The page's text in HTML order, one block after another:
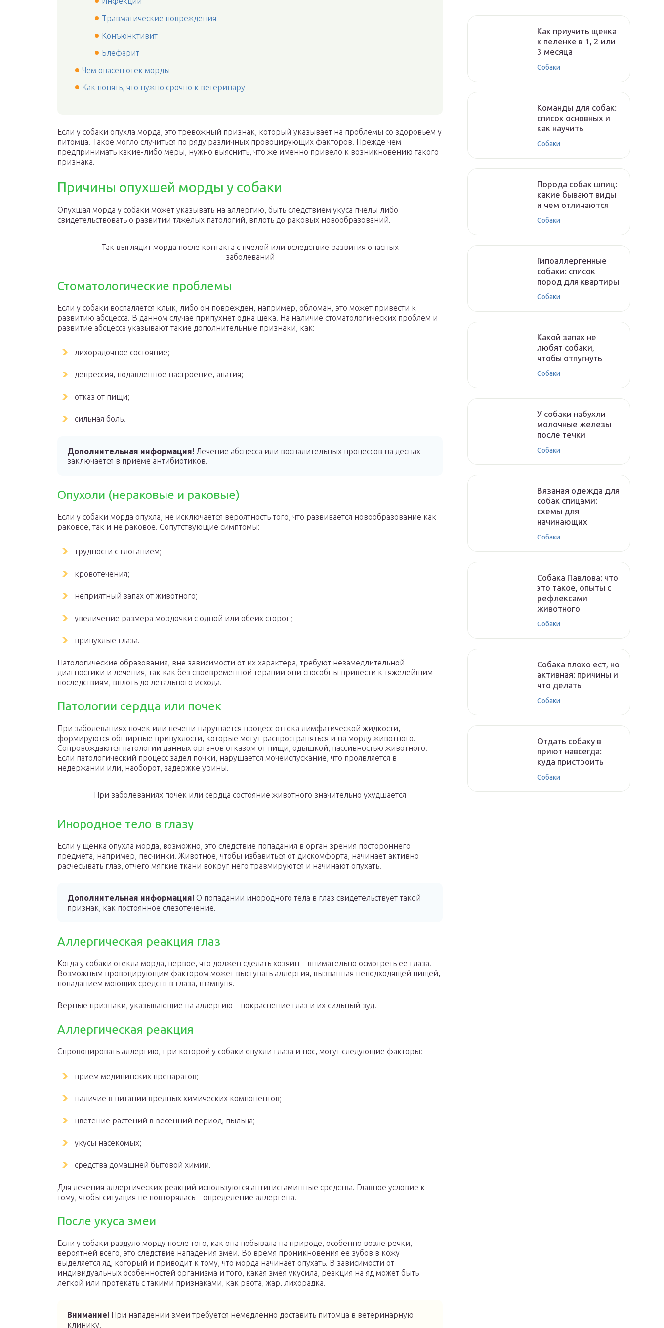
Травматические повреждения
Конъюнктивит
Блефарит
Чем опасен отек морды
Как понять, что нужно срочно к ветеринару
Если у собаки опухла морда, это тревожный признак, который указывает на проблемы со здоровьем у
питомца. Такое могло случиться по ряду различных провоцирующих факторов. Прежде чем
предпринимать какие-либо меры, нужно выяснить, что же именно привело к возникновению такого
признака.
Причины опухшей морды у собаки
Опухшая морда у собаки может указывать на аллергию, быть следствием укуса пчелы либо
свидетельствовать о развитии тяжелых патологий, вплоть до раковых новообразований.
Так выглядит морда после контакта с пчелой или вследствие развития опасных
заболеваний
Стоматологические проблемы
Если у собаки воспаляется клык, либо он поврежден, например, обломан, это может привести к
развитию абсцесса. В данном случае припухнет одна щека. На наличие стоматологических проблем и
развитие абсцесса указывают такие дополнительные признаки, как:
лихорадочное состояние;
депрессия, подавленное настроение, апатия;
отказ от пищи;
сильная боль.
Дополнительная информация! Лечение абсцесса или воспалительных процессов на деснах
заключается в приеме антибиотиков.
Опухоли (нераковые и раковые)
Если у собаки морда опухла, не исключается вероятность того, что развивается новообразование как
раковое, так и не раковое. Сопутствующие симптомы:
трудности с глотанием;
кровотечения;
неприятный запах от животного;
увеличение размера мордочки с одной или обеих сторон;
припухлые глаза.
Патологические образования, вне зависимости от их характера, требуют незамедлительной
диагностики и лечения, так как без своевременной терапии они способны привести к тяжелейшим
последствиям, вплоть до летального исхода.
Патологии сердца или почек
При заболеваниях почек или печени нарушается процесс оттока лимфатической жидкости,
формируются обширные припухлости, которые могут распространяться и на морду животного.
Сопровождаются патологии данных органов отказом от пищи, одышкой, пассивностью животного.
Если патологический процесс задел почки, нарушается мочеиспускание, что проявляется в
недержании или, наоборот, задержке урины.
При заболеваниях почек или сердца состояние животного значительно ухудшается
Инородное тело в глазу
Если у щенка опухла морда, возможно, это следствие попадания в орган зрения постороннего
предмета, например, песчинки. Животное, чтобы избавиться от дискомфорта, начинает активно
расчесывать глаз, отчего мягкие ткани вокруг него травмируются и начинают опухать.
Дополнительная информация! О попадании инородного тела в глаз свидетельствует такой
признак, как постоянное слезотечение.
Аллергическая реакция глаз
Когда у собаки отекла морда, первое, что должен сделать хозяин – внимательно осмотреть ее глаза.
Возможным провоцирующим фактором может выступать аллергия, вызванная неподходящей пищей,
попаданием моющих средств в глаза, шампуня.
Верные признаки, указывающие на аллергию – покраснение глаз и их сильный зуд.
Аллергическая реакция
Спровоцировать аллергию, при которой у собаки опухли глаза и нос, могут следующие факторы:
прием медицинских препаратов;
наличие в питании вредных химических компонентов;
цветение растений в весенний период, пыльца;
укусы насекомых;
средства домашней бытовой химии.
Для лечения аллергических реакций используются антигистаминные средства. Главное условие к
тому, чтобы ситуация не повторялась – определение аллергена.
После укуса змеи
Если у собаки раздуло морду после того, как она побывала на природе, особенно возле речки,
вероятней всего, это следствие нападения змеи. Во время проникновения ее зубов в кожу
выделяется яд, который и приводит к тому, что морда начинает опухать. В зависимости от
индивидуальных особенностей организма и того, какая змея укусила, реакция на яд может быть
легкой или протекать с такими признаками, как рвота, жар, лихорадка.
Внимание! При нападении змеи требуется немедленно доставить питомца в ветеринарную
клинику.
Как приучить щенка
к пеленке в 1, 2 или
3 месяца
Собаки
Команды для собак:
список основных и
как научить
Собаки
Порода собак шпиц:
какие бывают виды
и чем отличаются
Собаки
Гипоаллергенные
собаки: список
пород для квартиры
Собаки
Какой запах не
любят собаки,
чтобы отпугнуть
Собаки
У собаки набухли
молочные железы
после течки
Собаки
Вязаная одежда для
собак спицами:
схемы для
начинающих
Собаки
Собака Павлова: что
это такое, опыты с
рефлексами
животного
Собаки
Собака плохо ест, но
активная: причины и
что делать
Собаки
Отдать собаку в
приют навсегда:
куда пристроить
Собаки